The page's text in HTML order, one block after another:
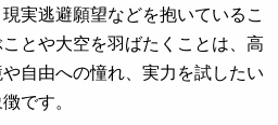
実逃避願望などを抱いているこ
とや大空を羽ばたくことは、高
自由への憧れ、実力を試したい
です。